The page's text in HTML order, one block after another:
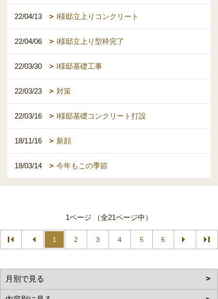
22/04/13 I様邸立上りコンクリート
22/04/06 I様邸立上り型枠完了
22/03/30 I様邸基礎工事
22/03/23 対策
22/03/16 I様邸基礎コンクリート打設
18/11/16 新顔
18/03/14 今年もこの季節
1ページ （全21ページ中）
1 2 3 4 5 6